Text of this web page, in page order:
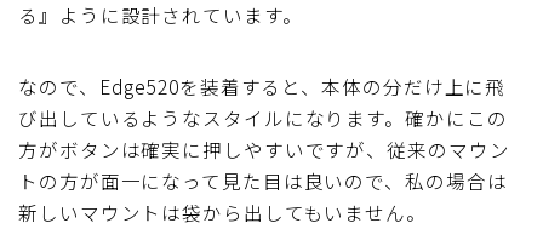
る』ように設計されています。
なので、Edge520を装着すると、本体の分だけ上に飛
び出しているようなスタイルになります。確かにこの
方がボタンは確実に押しやすいですが、従来のマウン
トの方が面一になって見た目は良いので、私の場合は
新しいマウントは袋から出してもいません。